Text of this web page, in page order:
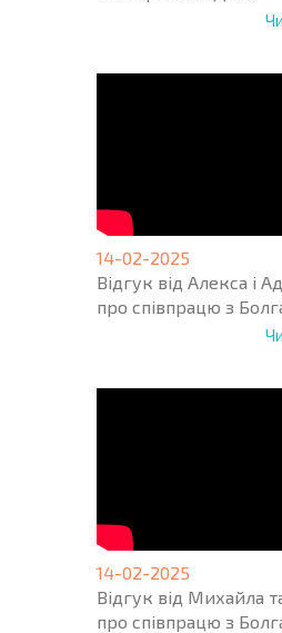
14-02-2025
Відгук від Алекса і
про співпрацю з
14-02-2025
Відгук від Михайла
про співпрацю з